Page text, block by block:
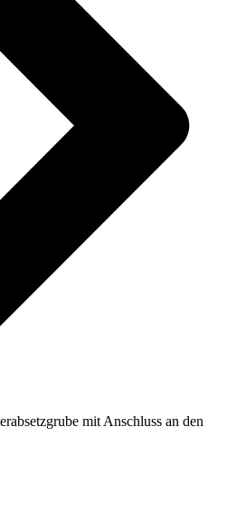
mit Anschluss an den